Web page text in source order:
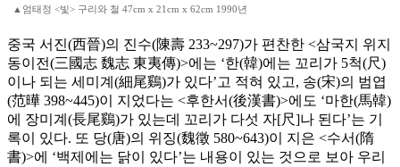
▲엄태정 <빛> 구리와 철 47cm x 21cm x 62cm 1990년
중국 서진(西晉)의 진수(陳壽 233~297)가 편찬한 <삼국지 위지
동이전(三國志 魏志 東夷傳)>에는 ‘한(韓)에는 꼬리가 5척(尺)
이나 되는 세미계(細尾鷄)가 있다’고 적혀 있고, 송(宋)의 범엽
(范曄 398~445)이 지었다는 <후한서(後漢書)>에도 ‘마한(馬韓)
에 장미계(長尾鷄)가 있는데 꼬리가 다섯 자[尺]나 된다’는 기
록이 있다. 또 당(唐)의 위징(魏徵 580~643)이 지은 <수서(隋
書)>에 ‘백제에는 닭이 있다’는 내용이 있는 것으로 보아 우리